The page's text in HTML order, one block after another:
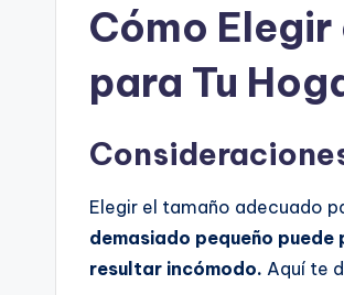
Cómo
para Tu
Elegir el tamaño adecuado
demasiado pequeño
resultar incómodo. Aquí te